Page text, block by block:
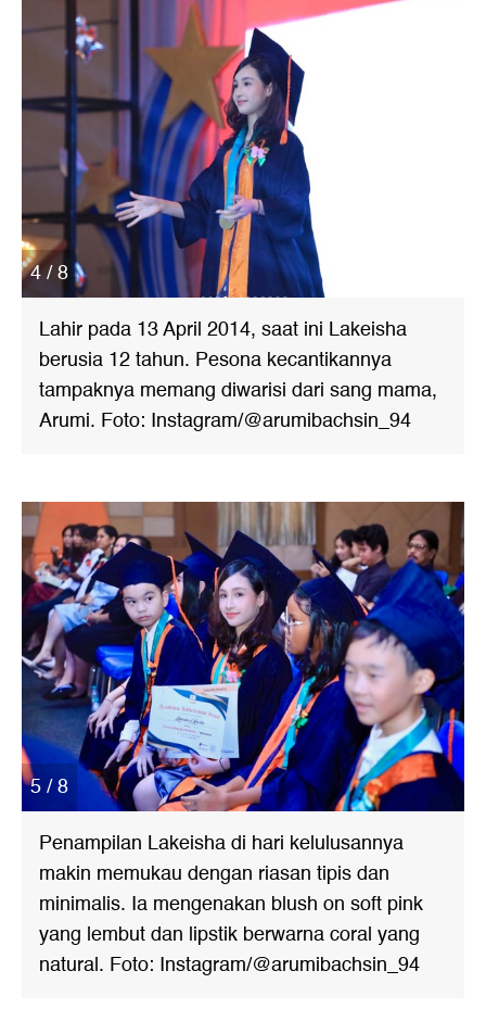
4 / 8
Lahir pada 13 April 2014, saat ini Lakeisha
berusia 12 tahun. Pesona kecantikannya
tampaknya memang diwarisi dari sang mama,
Arumi. Foto: Instagram/@arumibachsin_94
5 / 8
Penampilan Lakeisha di hari kelulusannya
makin memukau dengan riasan tipis dan
minimalis. Ia mengenakan blush on soft pink
yang lembut dan lipstik berwarna coral yang
natural. Foto: Instagram/@arumibachsin_94